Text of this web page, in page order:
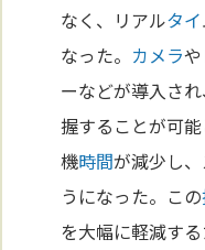
なく、リアルタイ
なった。 カメラ
ーなどが導入さ
握することが可
機時間が減少し
うになった。この
を大幅に軽減す